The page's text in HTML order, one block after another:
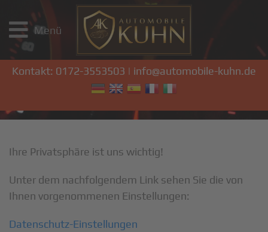
Menü
Kontakt: 0172-3553503 | info@automobile-kuhn.de
Ihre Privatsphäre ist uns wichtig!
Unter dem nachfolgendem Link sehen Sie die von
Ihnen vorgenommenen Einstellungen:
Datenschutz-Einstellungen